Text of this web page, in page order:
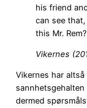
his friend
can see
this Mr. Rem?
Vikernes
Vikernes har
dermed